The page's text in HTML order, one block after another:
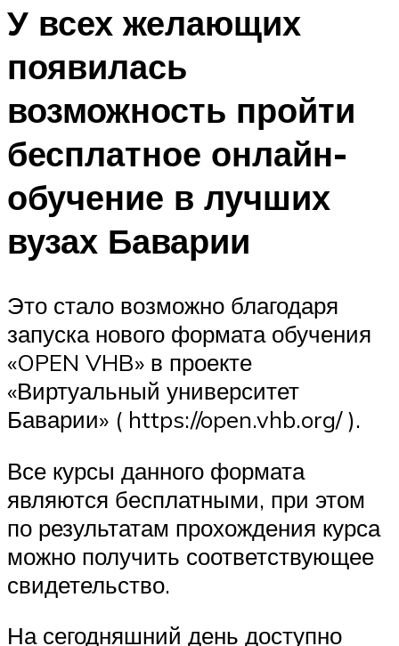
У всех желающих
появилась
возможность пройти
бесплатное онлайн-
обучение в лучших
вузах Баварии
Это стало возможно благодаря
запуска нового формата обучения
«OPEN VHB» в проекте
«Виртуальный университет
Баварии» ( https://open.vhb.org/ ).
Все курсы данного формата
являются бесплатными, при этом
по результатам прохождения курса
можно получить соответствующее
свидетельство.
На сегодняшний день доступно